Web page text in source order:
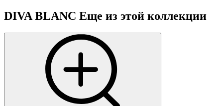
DIVA BLANC Еще из этой коллекции